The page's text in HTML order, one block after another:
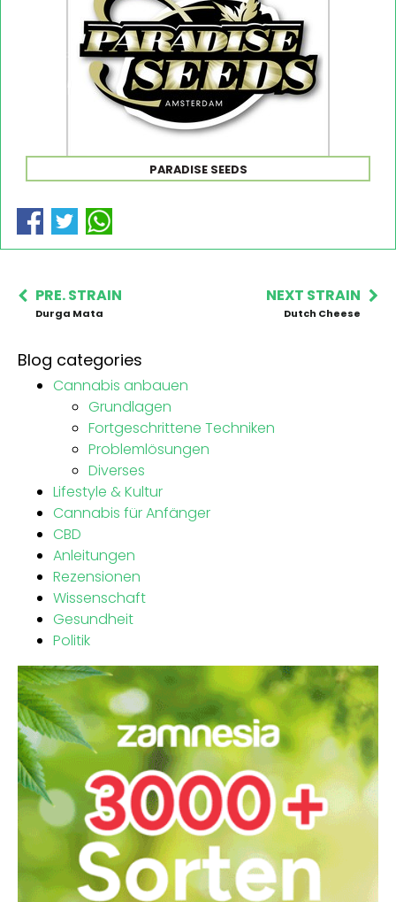
PARADISE SEEDS
PRE. STRAIN
Durga Mata
NEXT STRAIN
Dutch Cheese
Blog categories
Cannabis anbauen
Grundlagen
Fortgeschrittene Techniken
Problemlösungen
Diverses
Lifestyle & Kultur
Cannabis für Anfänger
CBD
Anleitungen
Rezensionen
Wissenschaft
Gesundheit
Politik